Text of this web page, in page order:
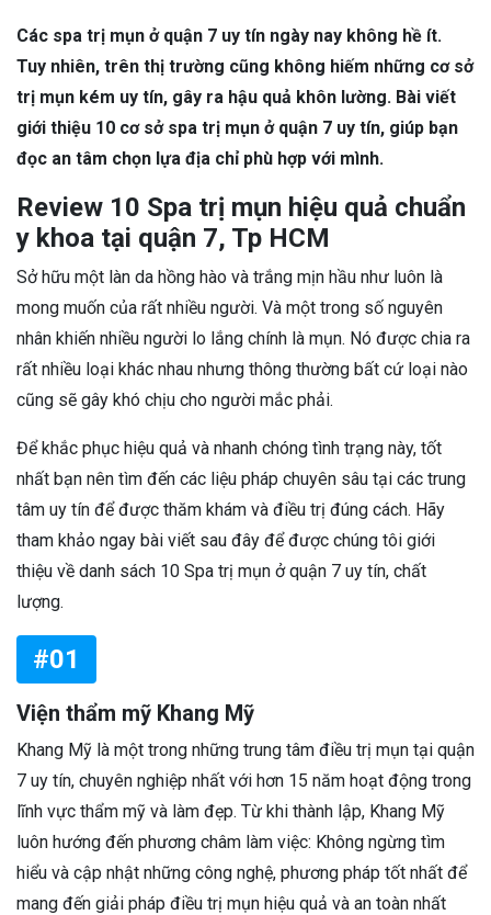
Các spa trị mụn ở quận 7 uy tín ngày nay không hề ít.
Tuy nhiên, trên thị trường cũng không hiếm những cơ sở
trị mụn kém uy tín, gây ra hậu quả khôn lường. Bài viết
giới thiệu 10 cơ sở spa trị mụn ở quận 7 uy tín, giúp bạn
đọc an tâm chọn lựa địa chỉ phù hợp với mình.
Review 10 Spa trị mụn hiệu quả chuẩn
y khoa tại quận 7, Tp HCM
Sở hữu một làn da hồng hào và trắng mịn hầu như luôn là
mong muốn của rất nhiều người. Và một trong số nguyên
nhân khiến nhiều người lo lắng chính là mụn. Nó được chia ra
rất nhiều loại khác nhau nhưng thông thường bất cứ loại nào
cũng sẽ gây khó chịu cho người mắc phải.
Để khắc phục hiệu quả và nhanh chóng tình trạng này, tốt
nhất bạn nên tìm đến các liệu pháp chuyên sâu tại các trung
tâm uy tín để được thăm khám và điều trị đúng cách. Hãy
tham khảo ngay bài viết sau đây để được chúng tôi giới
thiệu về danh sách 10 Spa trị mụn ở quận 7 uy tín, chất
lượng.
#01
Viện thẩm mỹ Khang Mỹ
Khang Mỹ là một trong những trung tâm điều trị mụn tại quận
7 uy tín, chuyên nghiệp nhất với hơn 15 năm hoạt động trong
lĩnh vực thẩm mỹ và làm đẹp. Từ khi thành lập, Khang Mỹ
luôn hướng đến phương châm làm việc: Không ngừng tìm
hiểu và cập nhật những công nghệ, phương pháp tốt nhất để
mang đến giải pháp điều trị mụn hiệu quả và an toàn nhất